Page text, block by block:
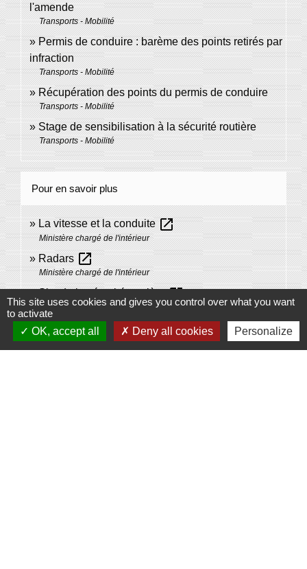
l'amende
Transports - Mobilité
Permis de conduire : barème des points retirés par
infraction
Transports - Mobilité
Récupération des points du permis de conduire
Transports - Mobilité
Stage de sensibilisation à la sécurité routière
Transports - Mobilité
Pour en savoir plus
La vitesse et la conduiteopen_in_new
Ministère chargé de l'intérieur
Radars open_in_new
Ministère chargé de l'intérieur
Site de la sécurité routièreopen_in_new
Ministère chargé de l'intérieur
Signaler une erreur sur cette page
This site uses cookies and gives you control over what you want
to activate
OK, accept all
Deny all cookies Personalize